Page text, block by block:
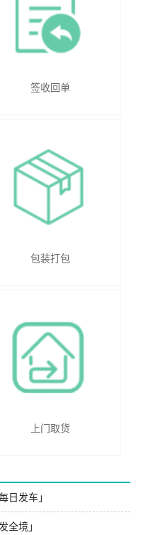
签收回单
包装打包
上门取货
日发车」
全境」